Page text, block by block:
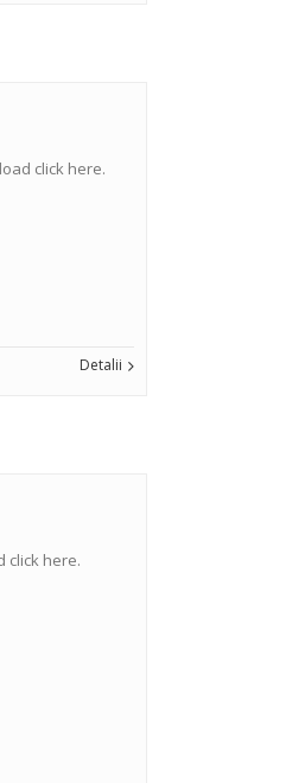
click here.
Detalii
click here.